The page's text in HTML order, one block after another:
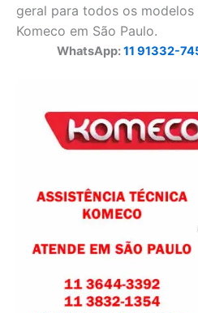
geral para todos os
Komeco em São Paulo.
WhatsApp:11 91332-